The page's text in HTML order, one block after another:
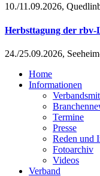
10./11.09.2026,
Herbsttagung der rbv-
24./25.09.2026,
Home
Informationen
Termine
Presse
Reden und
Fotoarchiv
Videos
Verband